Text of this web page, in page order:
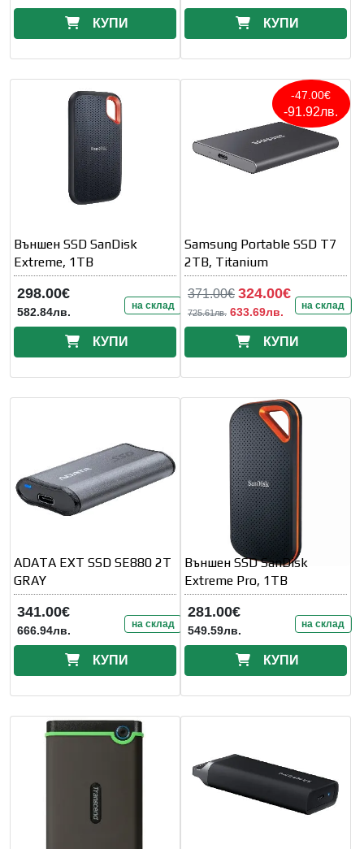
КУПИ КУПИ
Външен SSD SanDisk
Extreme, 1TB
298.00€
582.84лв. на склад
КУПИ
-47.00€
-91.92лв.
Samsung Portable SSD T7
2TB, Titanium
371.00€ 324.00€
725.61лв. 633.69лв. на склад
КУПИ
ADATA EXT SSD SE880 2T
GRAY
341.00€
666.94лв. на склад
КУПИ
Външен SSD SanDisk
Extreme Pro, 1TB
281.00€
549.59лв. на склад
КУПИ